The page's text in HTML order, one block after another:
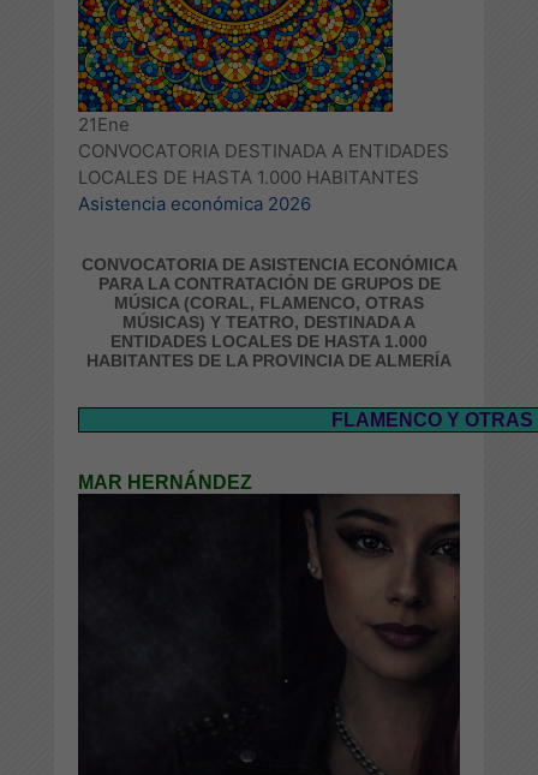
21Ene
CONVOCATORIA DESTINADA A ENTIDADES
LOCALES DE HASTA 1.000 HABITANTES
Asistencia económica 2026
CONVOCATORIA DE ASISTENCIA ECONÓMICA
PARA LA CONTRATACIÓN DE GRUPOS DE
MÚSICA (CORAL, FLAMENCO, OTRAS
MÚSICAS) Y TEATRO, DESTINADA A
ENTIDADES LOCALES DE HASTA 1.000
HABITANTES DE LA PROVINCIA DE ALMERÍA
FLAMENCO Y
MAR HERNÁNDEZ